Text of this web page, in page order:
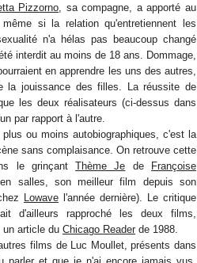
Pizzorno , sa compagne, a apporté au
si la relation qu'entretiennent les
n'a hélas pas beaucoup changé
interdit au moins de 18 ans. Dommage,
en apprendre les uns des autres,
la jouissance des filles. La réussite de
les deux réalisateurs (ci-dessus dans
par rapport à l'autre.
ou moins autobiographiques, c'est la
sans complaisance. On retrouve cette
le grinçantThème Je de
Françoise
salles, son meilleur film depuis son
Lowave l'année dernière). Le critique
d'ailleurs rapproché les deux films,
un article du Chicago Reader de 1988.
films de Luc Moullet, présents dans